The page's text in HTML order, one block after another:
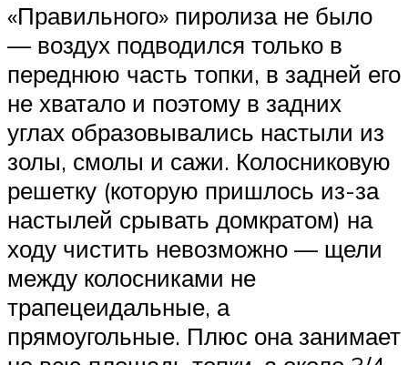
«Правильного» пиролиза не было
— воздух подводился только в
переднюю часть топки, в задней его
не хватало и поэтому в задних
углах образовывались настыли из
золы, смолы и сажи. Колосниковую
решетку (которую пришлось из-за
настылей срывать домкратом) на
ходу чистить невозможно — щели
между колосниками не
трапецеидальные, а
прямоугольные. Плюс она занимает